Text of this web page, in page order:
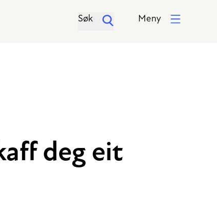
Søk Meny
deg eit